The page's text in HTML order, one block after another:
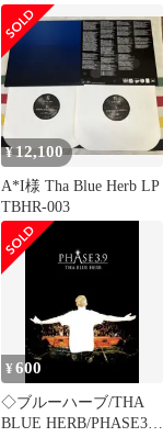
¥12,100
A*I様 Tha Blue Herb LP
TBHR-003
¥600
◇ブルーハーブ/THA
BLUE HERB/PHASE3.9